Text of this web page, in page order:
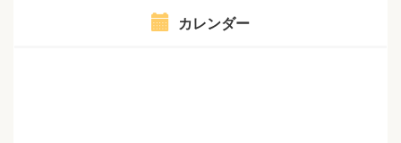
カレンダー